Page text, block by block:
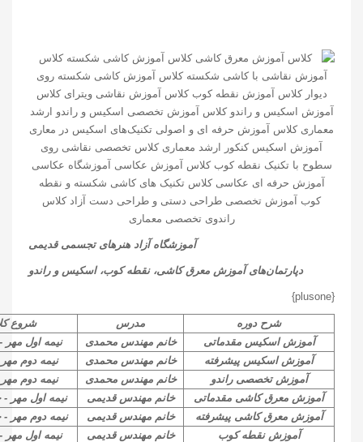
آموزشگاه آزاد هنرهای تجسمی قدیمی
دپارتمان‌های آموزش معرق کاشی، نقطه کوب،اسکیس و راندو
{plusone}
شرح دوره مدرس
شروع
آموزش اسکیس مقدماتی
خانم مهندس محمدی
نیمه اول مهر
آموزش اسکیس پیشرفته
خانم مهندس محمدی
نیمه دوم
آموزش تخصصی راندو
خانم مهندس محمدی
نیمه دوم
آموزش معرق کاشی مقدماتی
خانم مهندس قدیمی
نیمه اول مهر -
آموزش معرق کاشی پیشرفته
خانم مهندس قدیمی
نیمه دوم مهر -
آموزش نقطه کوب
خانم مهندس قدیمی نیمه اول مهر